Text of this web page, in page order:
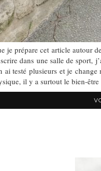
prépare cet article autour
dans une salle de
testé plusieurs et je
il y a surtout le bien-